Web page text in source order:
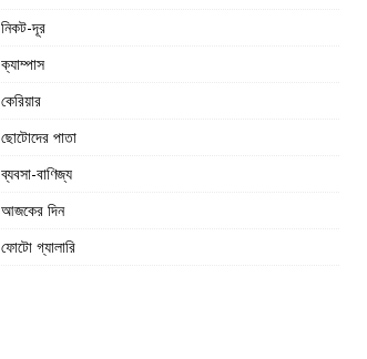
নিকট-দূর
ক্যাম্পাস
কেরিয়ার
ছোটোদের পাতা
ব্যবসা-বাণিজ্য
আজকের দিন
ফোটো গ্যালারি